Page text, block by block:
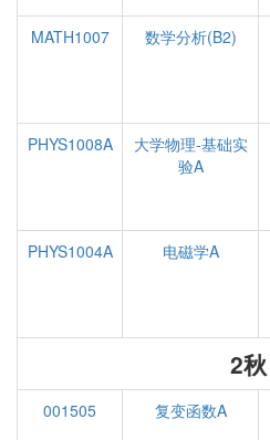
MATH1007
数学分析(B2)
PHYS1008A
大学物理-基础实
验A
PHYS1004A
电磁学A
2秋
001505 复变函数A